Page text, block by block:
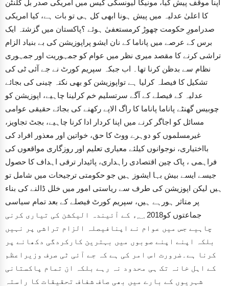
اپنا موقف پیش کیا، مونیکا لیونسکی کیس میں امریکی صدر بل کلنٹن
کا اعلیٰ عدلیہ میں پیش ہونا ابھی کل ہی تو بات ہے، کیا امریکی
صدرامورِ حکومت چھوڑ کرمستعفیٰ ہوئے ؟پاکستان میں گزشتہ ایک
برس کے عرصے میں پاناما کے نان ایشو پراپوزیشن کی بے بنیاد الزام
تراشی کرنے کا مقصد میری نظر میں عوام کو جمہوریت اور جمہوری
نظام سے بدظن کرنا تھا۔ اب جبکہ سپریم کورٹ نے جے آئی ٹی کی
تشکیل کا فیصلہ کرلیا ہے تواپوزیشن کو بھی نکتہ چینی کی بجائے
عدلیہ کے فیصلے کے آگے سرتسلیم خم کرلینا چاہیے، اپوزیشن کو
چوبیس گھنٹے پاناما پاناما کا راگ الاپے رکھنے کی بجائے حقیقی عوامی
مسائل کو اجاگر کرنے میں اپنا کردار ادا کرنا چاہیے، بجٹ تجاویز،
غیرمسلموں کو دوہرے ووٹ کا حق، خواتین اور معذور افراد کی
بااختیاری، نوجوانوں کیلئے معیاری تعلیم اور روزگاری مواقعوں کی
فراہمی ، پاک چین اقتصادی راہداری، پائیدار ترقی اہداف کا حصول
جیسے ایسے بیش بہا ایشوز ہیں جو حکومتی ترجیحات میں شامل تو
ہیں لیکن اپوزیشن کی طرف سے ریاستی امور میں خلل ڈالنے کی بناء
پر متاثر ہورہے ہیں، سپریم کورٹ فیصلے کے بعد تمام سیاسی
جماعتوں کو2018 ؁ء کے آئیندہ الیکشن کی تیاری کرنی
چاہیے جس میں عوام نے اپنافیصلہ الزام تراشی پر نہیں
بلکہ اپنے اپنے صوبوں میں بہترین کارکردگی دکھانے پر
کرنا ہے۔ضرورت اس امر کی ہے کہ جے آئی ٹی صرف وزیراعظم
کے اہل خانہ تک ہی محدود نہ رہے بلکہ ان تمام پاکستانی
شہریوں کے بارے میں بھی صاف شفاف تحقیقات کا راستہ